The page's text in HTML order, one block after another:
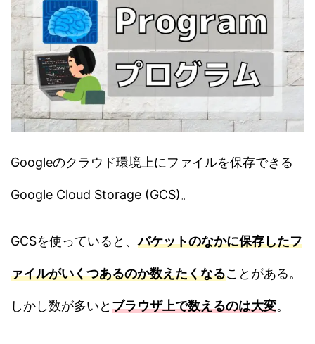
Googleのクラウド環境上にファイルを保存できる
Google Cloud Storage (GCS)。
GCSを使っていると、バケットのなかに保存したフ
ァイルがいくつあるのか数えたくなることがある。
しかし数が多いとブラウザ上で数えるのは大変。